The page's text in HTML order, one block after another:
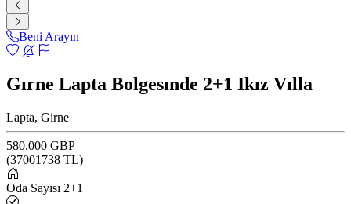
Beni Arayın
Gırne Lapta Bolgesınde 2+1 Ikız Vılla
Lapta, Girne
580.000 GBP
(37001738 TL)
Oda Sayısı 2+1